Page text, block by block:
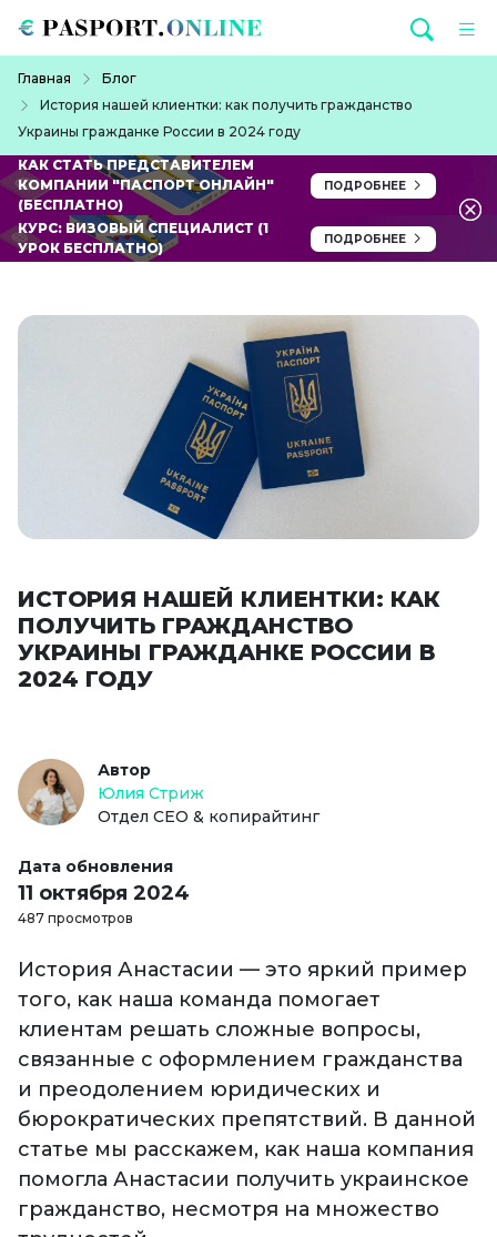
Главная
Блог
История нашей клиентки: как получить гражданство
Украины гражданке России в 2024 году
КАК СТАТЬ ПРЕДСТАВИТЕЛЕМ
КОМПАНИИ "ПАСПОРТ ОНЛАЙН"
(БЕСПЛАТНО)
ПОДРОБНЕЕ
КУРС: ВИЗОВЫЙ СПЕЦИАЛИСТ (1
УРОК БЕСПЛАТНО)
ПОДРОБНЕЕ
ИСТОРИЯ НАШЕЙ КЛИЕНТКИ: КАК
ПОЛУЧИТЬ ГРАЖДАНСТВО
УКРАИНЫ ГРАЖДАНКЕ РОССИИ В
2024 ГОДУ
Автор
Юлия Стриж
Отдел СЕО & копирайтинг
Дата обновления
11 октября 2024
487 просмотров
История Анастасии — это яркий пример
того, как наша команда помогает
клиентам решать сложные вопросы,
связанные с оформлением гражданства
и преодолением юридических и
бюрократических препятствий. В данной
статье мы расскажем, как наша компания
помогла Анастасии получить украинское
гражданство, несмотря на множество